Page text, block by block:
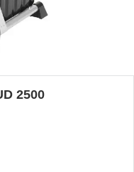
2500